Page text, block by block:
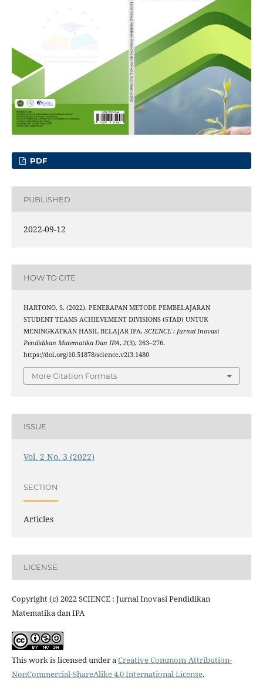
PDF
PUBLISHED
2022-09-12
HOW TO CITE
HARTONO, S. (2022). PENERAPAN METODE PEMBELAJARAN
STUDENT TEAMS ACHIEVEMENT DIVISIONS (STAD) UNTUK
MENINGKATKAN HASIL BELAJAR IPA. SCIENCE : Jurnal Inovasi
Pendidikan Matematika Dan IPA, 2(3), 263–276.
https://doi.org/10.51878/science.v2i3.1480
More Citation Formats
ISSUE
Vol. 2 No. 3 (2022)
SECTION
Articles
LICENSE
Copyright (c) 2022 SCIENCE : Jurnal Inovasi Pendidikan
Matematika dan IPA
This work is licensed under aCreative Commons Attribution-
NonCommercial-ShareAlike 4.0 International License.